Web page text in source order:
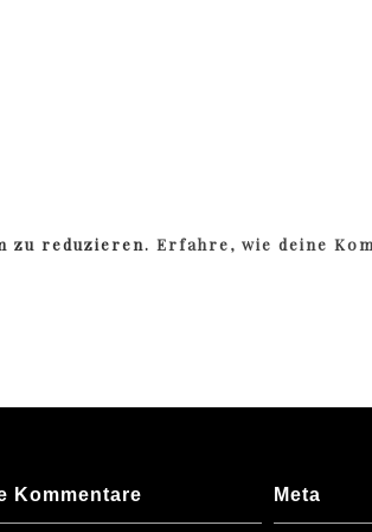
zu reduzieren.Erfahre, wie deine
Kommentare Meta